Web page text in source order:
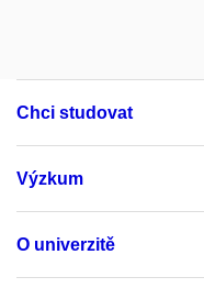
Chci studovat
Výzkum
O univerzitě